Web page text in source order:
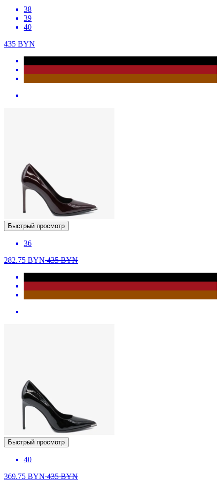
38
39
40
435 BYN
Быстрый просмотр
36
282.75 BYN435BYN
Быстрый просмотр
40
369.75 BYN435BYN